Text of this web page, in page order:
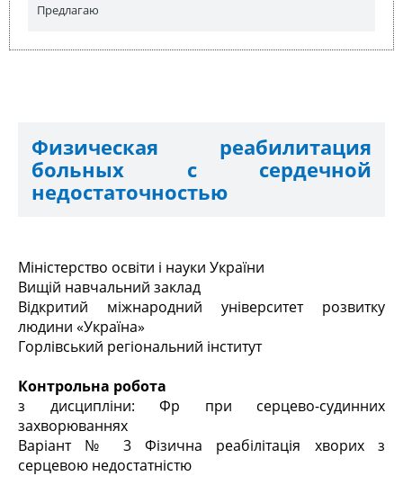
Предлагаю
Физическая реабилитация
больных с сердечной
недостаточностью
Міністерство освіти і науки України
Вищій навчальний заклад
Відкритий міжнародний університет розвитку
людини «Україна»
Горлівський регіональний інститут
Контрольна робота
з дисципліни: Фр при серцево-судинних
захворюваннях
Варіант № 3 Фізична реабілітація хворих з
серцевою недостатністю